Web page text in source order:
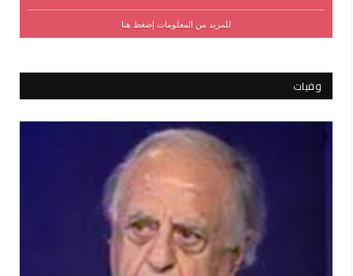
للمزيد من المعلومات إضغط هنا
وفيات